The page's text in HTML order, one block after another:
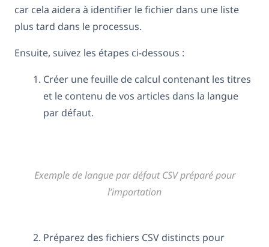
car cela aidera à identifier le fichier dans une liste
plus tard dans le processus.
Ensuite, suivez les étapes ci-dessous :
Créer une feuille de calcul contenant les titres
et le contenu de vos articles dans la langue
par défaut.
Exemple de langue par défaut CSV préparé pour
l’importation
Préparez des fichiers CSV distincts pour